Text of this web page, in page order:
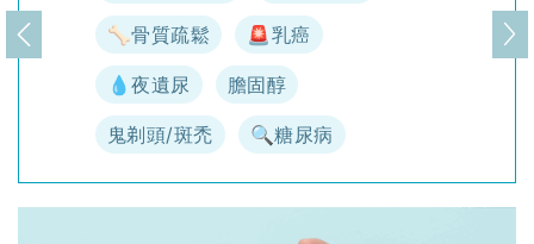
🦴骨質疏鬆 🚨乳癌
💧夜遺尿 膽固醇
鬼剃頭/斑禿 🔍糖尿病
上一頁 下